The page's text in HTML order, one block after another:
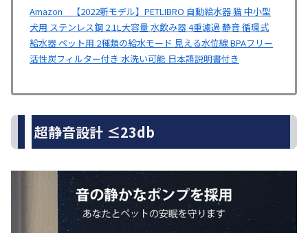
Amazon 【2022新モデル】PETLIBRO 自動給水器 猫 中小型
犬用 ステンレス鋼 2.1L大容量 水飲み器 4重濾過 静音 循環式
給水器 ペット用 2種類の給水モード 見える水位線 BPAフリー
活性炭フィルター付き 水洗い可能 日本語説明書付き
超静音設計 ≤23db